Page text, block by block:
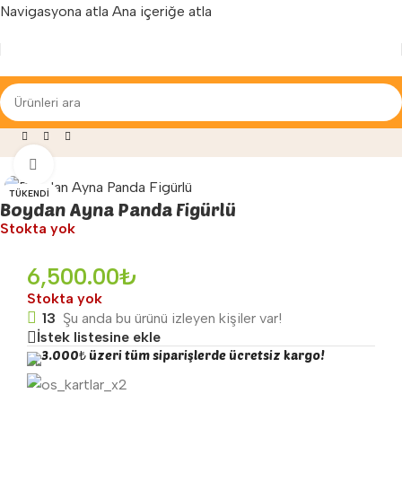
Navigasyona atla Ana içeriğe atla
» Anaokulu Malzemeleri
TÜKENDI
Boydan Ayna Panda Figürlü
Stokta yok
6,500.00₺
Stokta yok
13 Şu anda bu ürünü izleyen kişiler var!
İstek listesine ekle
3.000₺ üzeri tüm siparişlerde ücretsiz kargo!